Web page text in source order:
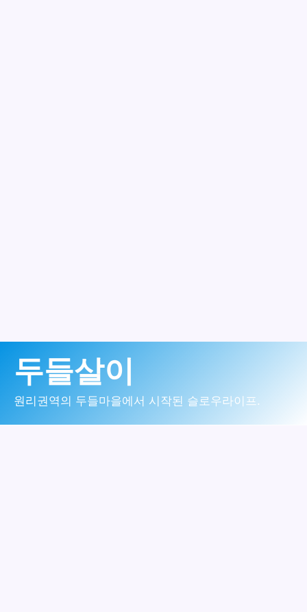
로
두들살이
원리권역의 두들마을에서 시작된 슬로우라이프.